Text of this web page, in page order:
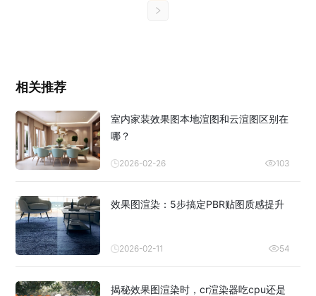
相关推荐
室内家装效果图本地渲图和云渲图区别在
哪？
2026-02-26 103
效果图渲染：5步搞定PBR贴图质感提升
2026-02-11 54
揭秘效果图渲染时，cr渲染器吃cpu还是